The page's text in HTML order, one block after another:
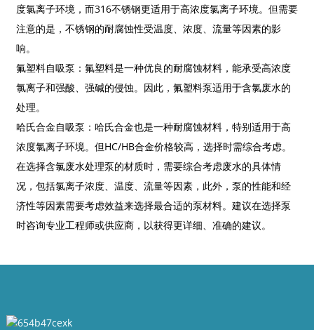
度氯离子环境，而316不锈钢更适用于高浓度氯离子环境。但需要
注意的是，不锈钢的耐腐蚀性受温度、浓度、流量等因素的影
响。
氟塑料自吸泵：氟塑料是一种优良的耐腐蚀材料，能承受高浓度
氯离子和强酸、强碱的侵蚀。因此，氟塑料泵适用于含氯废水的
处理。
哈氏合金自吸泵：哈氏合金也是一种耐腐蚀材料，特别适用于高
浓度氯离子环境。但HC/HB合金价格较高，选择时需综合考虑。
在选择含氯废水处理泵的材质时，需要综合考虑废水的具体情
况，包括氯离子浓度、温度、流量等因素，此外，泵的性能和经
济性等因素需要考虑效益来选择最合适的泵材料。建议在选择泵
时咨询专业工程师或供应商，以获得更详细、准确的建议。